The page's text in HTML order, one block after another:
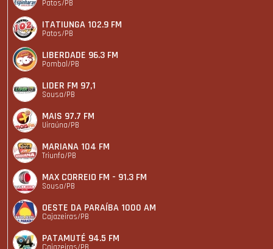
Patos/PB
ITATIUNGA 102.9 FM
Patos/PB
LIBERDADE 96.3 FM
Pombal/PB
LIDER FM 97,1
Sousa/PB
MAIS 97.7 FM
Uiraúna/PB
MARIANA 104 FM
Triunfo/PB
MAX CORREIO FM - 91.3 FM
Sousa/PB
OESTE DA PARAÍBA 1000 AM
Cajazeiras/PB
PATAMUTÉ 94.5 FM
Cajazeiras/PB